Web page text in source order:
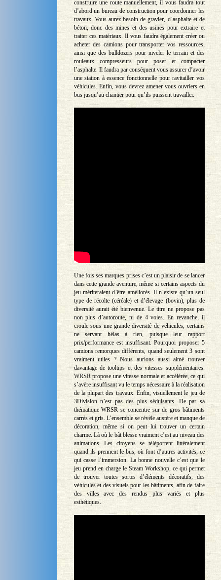
construire une route manuellement, il vous faudra tout
d’abord un bureau de construction pour coordonner les
travaux. Vous aurez besoin de gravier, d’asphalte et de
béton, donc des mines et des usines pour extraire et
traiter ces matériaux. Il vous faudra également créer ou
acheter des camions pour transporter vos ressources,
ainsi que des bulldozers pour niveler le terrain et des
rouleaux compresseurs pour poser et compacter
l’asphalte. Il faudra par conséquent vous assurer d’avoir
une station à essence fonctionnelle pour ravitailler vos
véhicules. Enfin, vous devrez amener vous ouvriers en
bus jusqu’au chantier pour qu’ils puissent travailler.
Une fois ses marques prises c’est un plaisir de se lancer
dans cette grande aventure, même si certains aspects du
jeu mériteraient d’être améliorés. Il n’existe qu’un seul
type de récolte (céréale) et d’élevage (bovin), plus de
diversité aurait été bienvenue. Le titre ne propose pas
non plus d’autoroute, ni de 4 voies. En revanche, il
croule sous une grande diversité de véhicules, certains
ne servant hélas à rien, puisque leur rapport
prix/performance est insuffisant. Pourquoi proposer 5
camions remorques différents, quand seulement 3 sont
vraiment utiles ? Nous aurions aussi aimé trouver
davantage de tooltips et des vitesses supplémentaires.
WRSR propose une vitesse normale et accélérée, ce qui
s’avère insuffisant vu le temps nécessaire à la réalisation
de la plupart des travaux. Enfin, visuellement le jeu de
3Division n’est pas des plus séduisants. De par sa
thématique WRSR se concentre sur de gros bâtiments
carrés et gris. L’ensemble se révèle austère et manque de
décoration, même si on peut lui trouver un certain
charme. Là où le bât blesse vraiment c’est au niveau des
animations. Les citoyens se téléportent littéralement
quand ils prennent le bus, où font d’autres activités, ce
qui casse l’immersion. La bonne nouvelle c’est que le
jeu prend en charge le Steam Workshop, ce qui permet
de trouver toutes sortes d’éléments décoratifs, des
véhicules et des visuels pour les bâtiments, afin de faire
des villes avec des rendus plus variés et plus
esthétiques.